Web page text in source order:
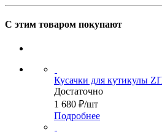
С этим товаром покупают
Кусачки для кутикулы
Достаточно
1 680 ₽/шт
Подробнее